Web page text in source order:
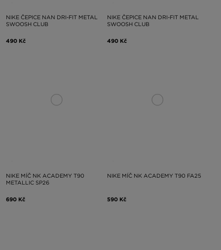
NIKE ČEPICE NAN DRI-FIT METAL
SWOOSH CLUB
490 Kč
NIKE ČEPICE NAN DRI-FIT METAL
SWOOSH CLUB
490 Kč
NIKE MÍČ NK ACADEMY T90
METALLIC SP26
690 Kč
NIKE MÍČ NK ACADEMY T90 FA25
590 Kč